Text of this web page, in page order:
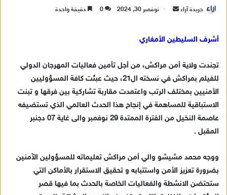
جريدة آراء
ر
د
ا
إ
ت
ر
ن
نوفمبر 30, 2024 0 دقيقة واحدة
أشرف السليطين الأمغاري
تجندت ولاية أمن مراكش، من أجل تأمين فعاليات المهرجان الدولي
للفيلم بمراكش في نسخته ال21، حيث عبئت كافة المسؤوليين
الأمنيين بمختلف الرتب واعتمدت مقاربة تشاركية بين فرقها و تبنت
الاستباقية للمساهمة في إنجاح هذا الحدث العالمي الذي تستضيفه
عاصمة النخيل من الفترة الممتدة 29 نوفمبر والى غاية 07 دجنبر
المقبل .
ووجه محمد مشيشو والي أمن مراكش تعليماته للمسؤولين الآمنين
بضرورة تعزيز الأمن واستتبابه و تحقيق الاستقرار بالأماكن التي
ستحتضن الانشطة والفعاليات الخاصة بالحدث بما فيها قصر